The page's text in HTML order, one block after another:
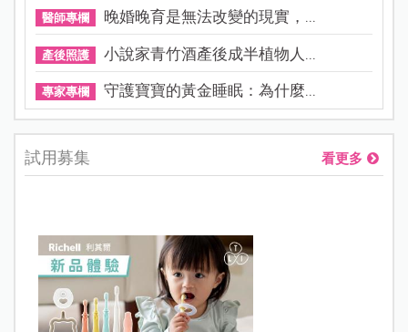
醫師專欄 晚婚晚育是無法改變的現實，...
產後照護 小說家青竹酒產後成半植物人...
專家專欄 守護寶寶的黃金睡眠：為什麼...
試用募集 看更多